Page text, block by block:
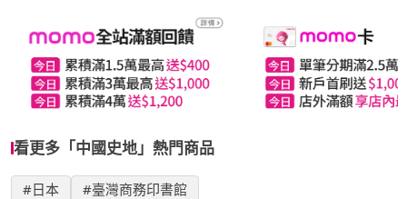
看更多「中國史地」熱門商品
#日本 #臺灣商務印書館